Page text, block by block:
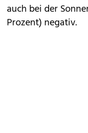
auch bei der
Prozent) negativ.